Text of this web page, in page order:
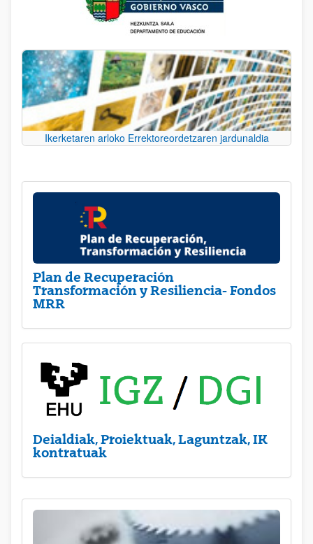
Ikerketaren arloko Errektoreordetzaren jardunaldia
Plan de Recuperación
Transformación y Resiliencia- Fondos
MRR
Deialdiak, Proiektuak, Laguntzak, IK
kontratuak